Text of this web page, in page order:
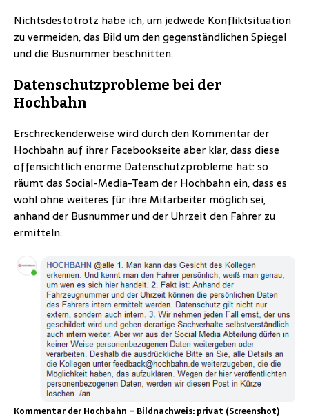
Nichtsdestotrotz habe ich, um jedwede Konfliktsituation
zu vermeiden, das Bild um den gegenständlichen Spiegel
und die Busnummer beschnitten.
Datenschutzprobleme bei der
Hochbahn
Erschreckenderweise wird durch den Kommentar der
Hochbahn auf ihrer Facebookseite aber klar, dass diese
offensichtlich enorme Datenschutzprobleme hat: so
räumt das Social-Media-Team der Hochbahn ein, dass es
wohl ohne weiteres für ihre Mitarbeiter möglich sei,
anhand der Busnummer und der Uhrzeit den Fahrer zu
ermitteln:
Kommentar der Hochbahn – Bildnachweis: privat (Screenshot)